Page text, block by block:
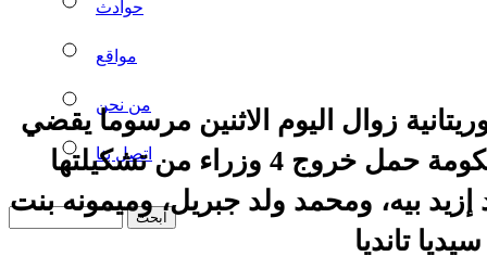
حوادث
مواقع
من نحن
اتصل بنا
زوال اليوم الاثنين مرسوما يقضي
تعديل جزئي في الحكومة حمل خروج 4 وزراء من تشكيلتها
بيه، ومحمد ولد جبريل، وميمونه بنت